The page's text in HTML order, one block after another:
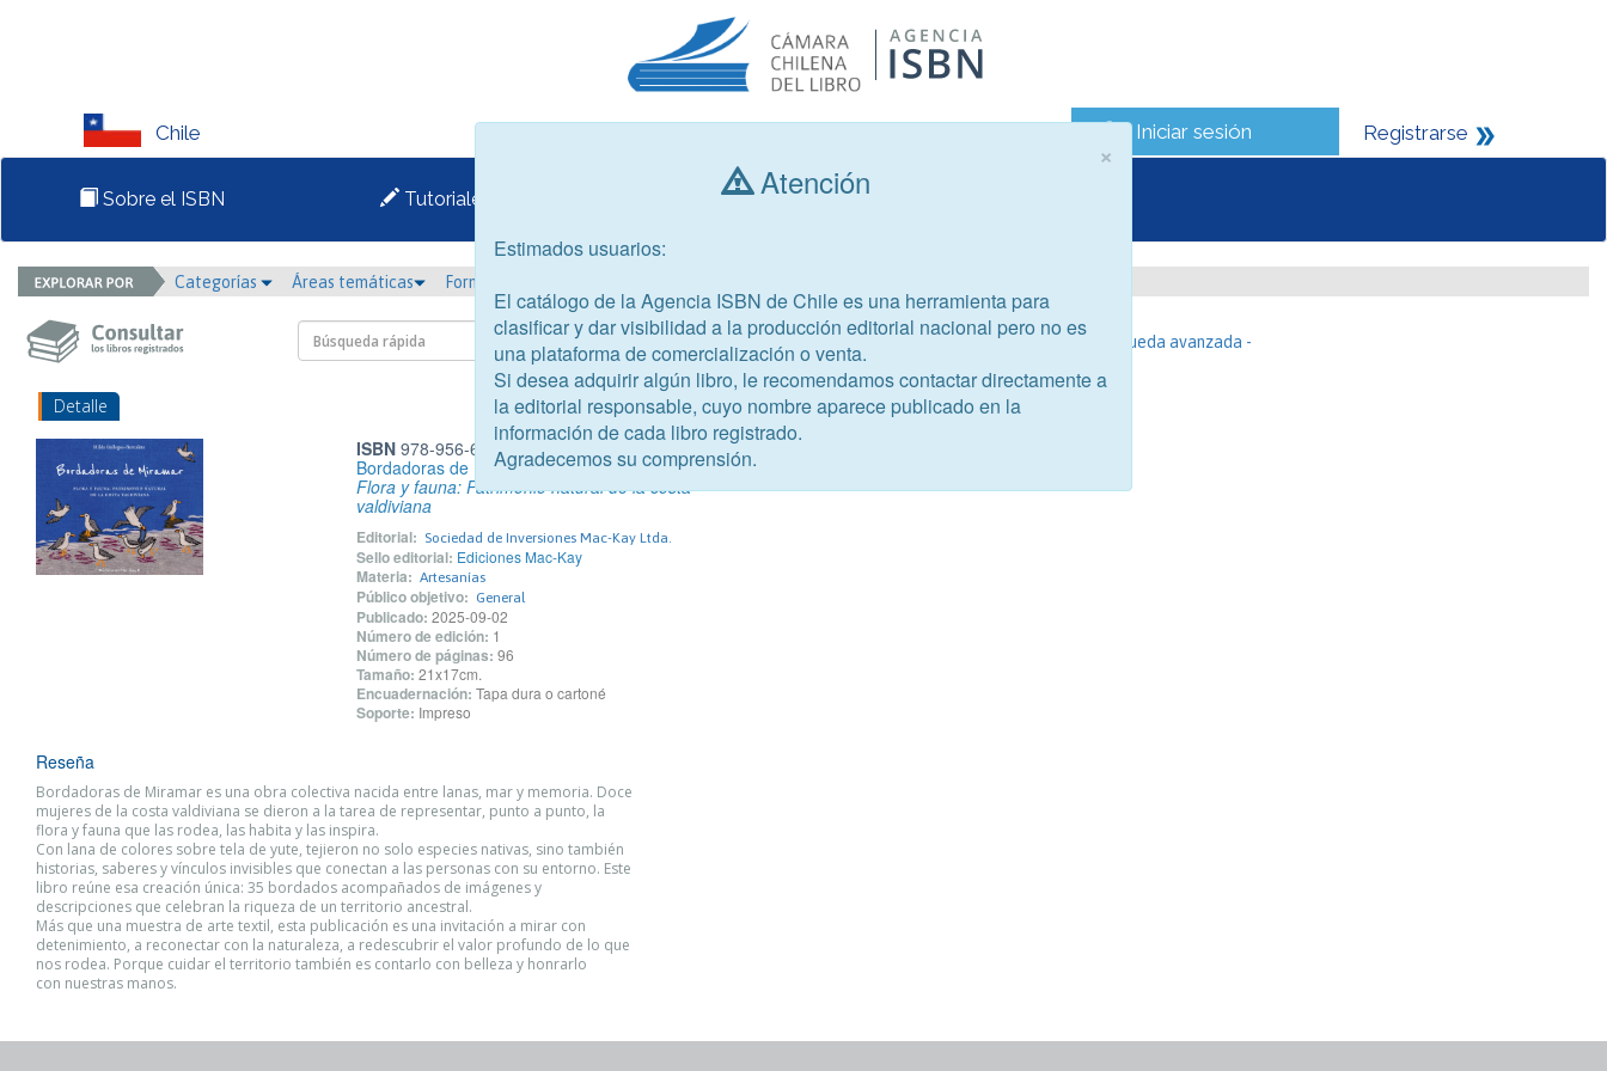
Chile Iniciar sesión Registrarse
Sobre el ISBN Tutoriales Consultar libros
Categorías Áreas temáticas Formato
- Búsqueda avanzada -
Detalle
ISBN978-956-6303-16-9
Bordadoras de miramar
Flora y fauna: Patrimonio natural de la costa
valdiviana
Editorial: Sociedad de Inversiones Mac-Kay Ltda.
Sello editorial: Ediciones Mac-Kay
Materia: Artesanías
Público objetivo: General
Publicado: 2025-09-02
Número de edición: 1
Número de páginas: 96
Tamaño: 21x17cm.
Encuadernación: Tapa dura o cartoné
Soporte: Impreso
Reseña
Bordadoras de Miramar es una obra colectiva nacida entre lanas, mar y memoria. Doce
mujeres de la costa valdiviana se dieron a la tarea de representar, punto a punto, la
flora y fauna que las rodea, las habita y las inspira.
Con lana de colores sobre tela de yute, tejieron no solo especies nativas, sino también
historias, saberes y vínculos invisibles que conectan a las personas con su entorno. Este
libro reúne esa creación única: 35 bordados acompañados de imágenes y
descripciones que celebran la riqueza de un territorio ancestral.
Más que una muestra de arte textil, esta publicación es una invitación a mirar con
detenimiento, a reconectar con la naturaleza, a redescubrir el valor profundo de lo que
nos rodea. Porque cuidar el territorio también es contarlo con belleza y honrarlo
con nuestras manos.
×
Atención
Estimados usuarios:
El catálogo de la Agencia ISBN de Chile es una herramienta para
clasificar y dar visibilidad a la producción editorial nacional pero no es
una plataforma de comercialización o venta.
Si desea adquirir algún libro, le recomendamos contactar directamente a
la editorial responsable, cuyo nombre aparece publicado en la
información de cada libro registrado.
Agradecemos su comprensión.